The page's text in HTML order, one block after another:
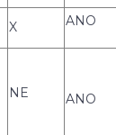
X ANO
NE ANO